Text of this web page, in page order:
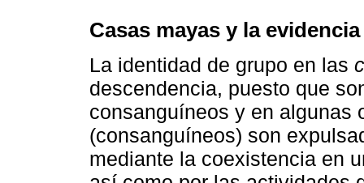
Casas mayas y la
La identidad de grupo en las
descendencia, puesto que
consanguíneos y en algunas
(consanguíneos) son
mediante la coexistencia en